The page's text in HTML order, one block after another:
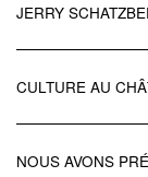
JERRY
CULTURE AU
NOUS AVONS